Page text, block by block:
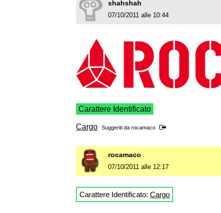
shahshah
07/10/2011 alle 10:44
Carattere Identificato
Cargo Suggeriti da rocamaco
rocamaco
07/10/2011 alle 12:17
Carattere Identificato: Cargo